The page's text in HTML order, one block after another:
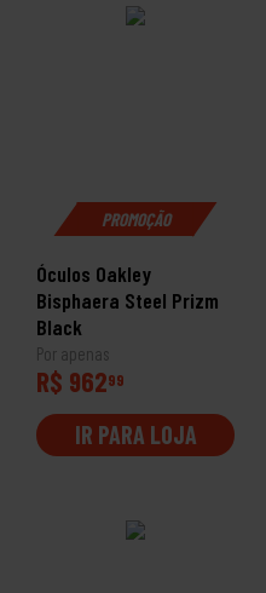
PROMOÇÃO
Óculos Oakley
Bisphaera Steel Prizm
Black
Por apenas
R$ 96299
IR PARA LOJA